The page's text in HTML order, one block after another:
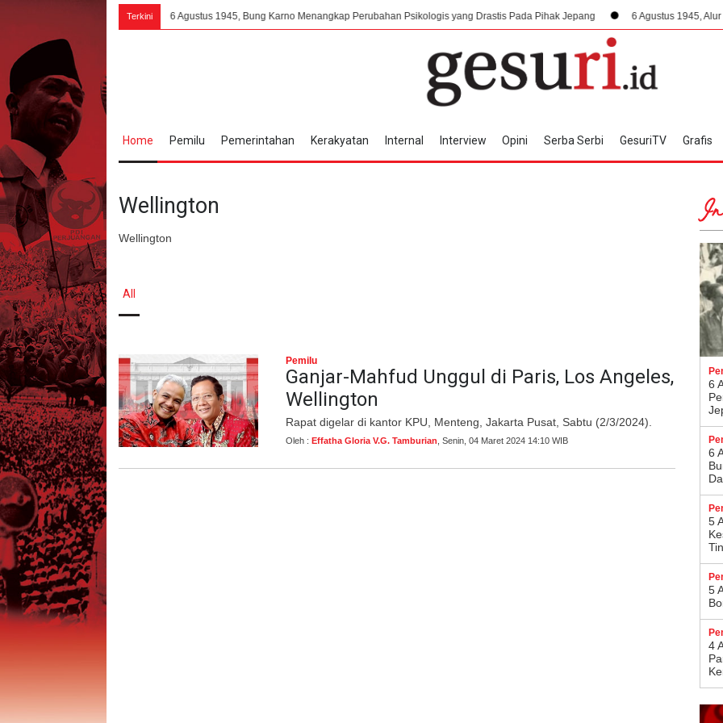
Terkini
6 Agustus 1945, Bung Karno Menangkap Perubahan Psikologis yang Drastis Pada Pihak Jepang 6 Agustus 1945, Alur
Home Pemilu Pemerintahan Kerakyatan Internal Interview Opini Serba Serbi GesuriTV Grafis
Wellington
Wellington
All
Pemilu
Ganjar-Mahfud Unggul di Paris, Los Angeles,
Wellington
Rapat digelar di kantor KPU, Menteng, Jakarta Pusat, Sabtu (2/3/2024).
Oleh : Effatha Gloria V.G. Tamburian , Senin, 04 Maret 2024 14:10 WIB
6
6
5
5
4